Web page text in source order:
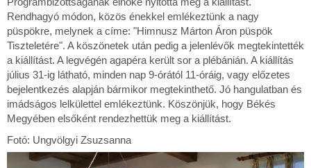
Rendhagyó módon, közös énekkel emlékeztünk a nagy
püspökre, melynek a címe: "Himnusz Márton Áron püspök
Tiszteletére". A köszönetek után pedig a jelenlévők megtekintették
a kiállítást. A legvégén agapéra került sor a plébánián. A kiállítás
július 31-ig látható, minden nap 9-órától 11-óráig, vagy előzetes
bejelentkezés alapján bármikor megtekinthető. Jó hangulatban és
imádságos lelkülettel emlékeztünk. Köszönjük, hogy Békés
Megyében elsőként rendezhettük meg a kiállítást.
Fotó: Ungvölgyi Zsuzsanna